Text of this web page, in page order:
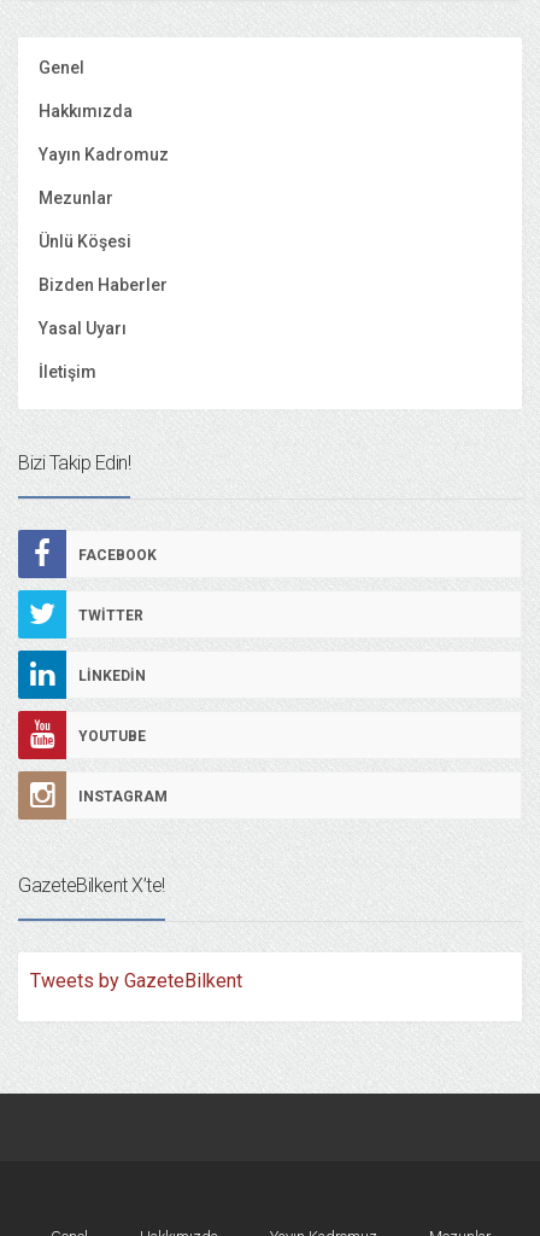
Genel
Hakkımızda
Yayın Kadromuz
Mezunlar
Ünlü Köşesi
Bizden Haberler
Yasal Uyarı
İletişim
Bizi Takip Edin!
FACEBOOK
TWITTER
LINKEDIN
YOUTUBE
INSTAGRAM
GazeteBilkent X’te!
Tweets by GazeteBilkent